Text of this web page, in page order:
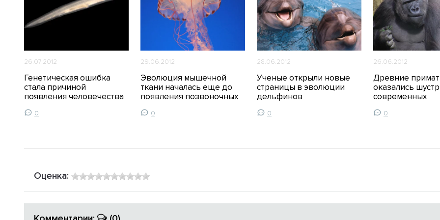
26.07.2012
Генетическая ошибка
стала причиной
появления человечества
0
29.06.2012
Эволюция мышечной
ткани началась еще до
появления позвоночных
0
28.06.2012
Ученые открыли новые
страницы в эволюции
дельфинов
0
26.06.2012
Древние
оказались
современных
0
Оценка: